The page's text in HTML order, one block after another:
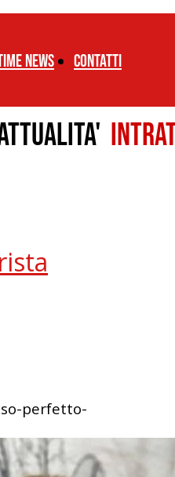
news CONTATTI
perfetto-